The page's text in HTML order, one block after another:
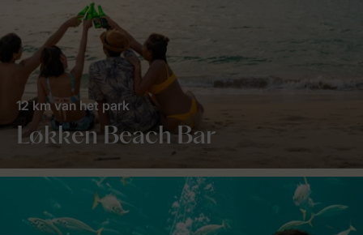
Løkken Beach Bar
12 km van het park